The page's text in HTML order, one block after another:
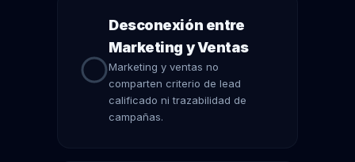
Desconexión entre
Marketing y Ventas
Marketing y ventas no
comparten criterio de lead
calificado ni trazabilidad de
campañas.